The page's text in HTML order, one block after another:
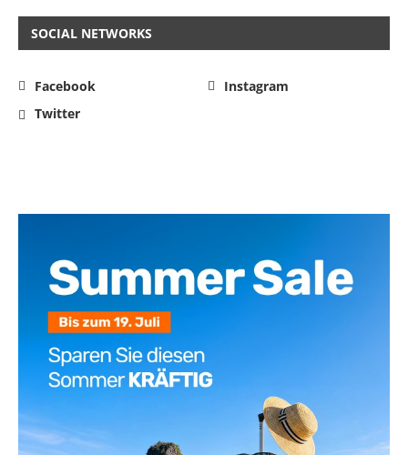
SOCIAL NETWORKS
Facebook
Instagram
Twitter